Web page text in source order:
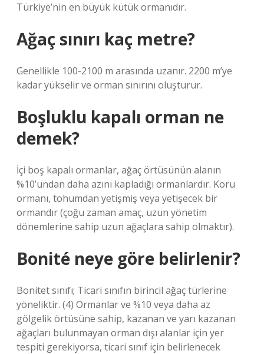
Türkiye’nin en büyük kütük ormanıdır.
Ağaç sınırı kaç metre?
Genellikle 100-2100 m arasında uzanır. 2200 m’ye
kadar yükselir ve orman sınırını oluşturur.
Boşluklu kapalı orman ne
demek?
İçi boş kapalı ormanlar, ağaç örtüsünün alanın
%10’undan daha azını kapladığı ormanlardır. Koru
ormanı, tohumdan yetişmiş veya yetişecek bir
ormandır (çoğu zaman amaç, uzun yönetim
dönemlerine sahip uzun ağaçlara sahip olmaktır).
Bonité neye göre belirlenir?
Bonitet sınıfı; Ticari sınıfın birincil ağaç türlerine
yöneliktir. (4) Ormanlar ve %10 veya daha az
gölgelik örtüsüne sahip, kazanan ve yarı kazanan
ağaçları bulunmayan orman dışı alanlar için yer
tespiti gerekiyorsa, ticari sınıf için belirlenecek